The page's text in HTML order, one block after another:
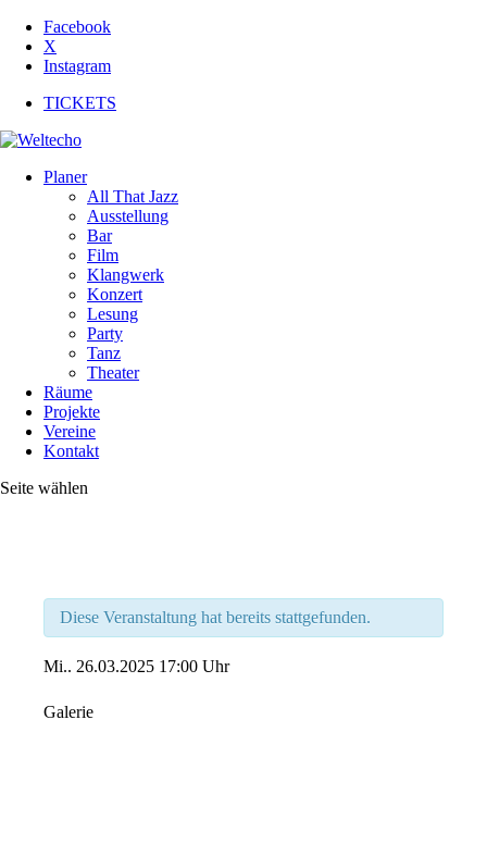
Facebook
X
Instagram
TICKETS
Planer
All That Jazz
Ausstellung
Bar
Film
Klangwerk
Konzert
Lesung
Party
Tanz
Theater
Räume
Projekte
Vereine
Kontakt
Seite wählen
Diese Veranstaltung hat bereits stattgefunden.
Mi.. 26.03.2025 17:00 Uhr
Galerie